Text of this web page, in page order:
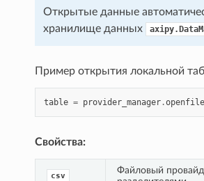
Открытые данные
хранилище данных
Пример открытия локальной
table = provider_manager.openfile
Свойства:
csv
Файловый